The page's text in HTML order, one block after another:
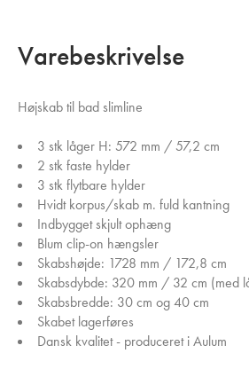
Varebeskrivelse
Højskab til bad slimline
3 stk låger H: 572 mm / 57,2 cm
2 stk faste hylder
3 stk flytbare hylder
Hvidt korpus/skab m. fuld kantning
Indbygget skjult ophæng
Blum clip-on hængsler
Skabshøjde: 1728 mm / 172,8 cm
Skabsdybde: 320 mm / 32 cm (med
Skabsbredde: 30 cm og 40 cm
Skabet lagerføres
Dansk kvalitet - produceret i Aulum